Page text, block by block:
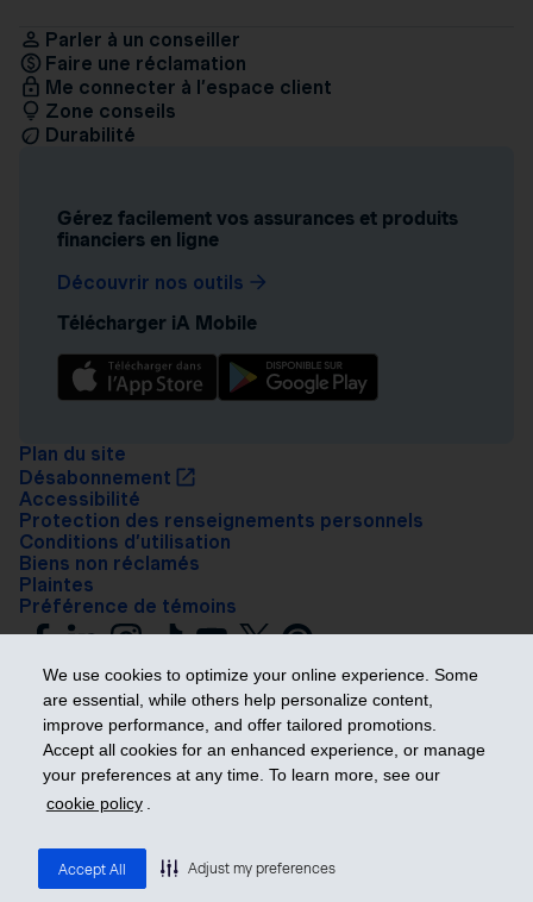
We use cookies to optimize your online experience. Some
are essential, while others help personalize content,
improve performance, and offer tailored promotions.
Accept all cookies for an enhanced experience, or manage
your preferences at any time. To learn more, see our
cookie policy .
Accept All Adjust my preferences
Parler à un conseiller
Faire une réclamation
Me connecter à l’espace client
Zone conseils
Durabilité
Gérez facilement vos assurances et produits
financiers en ligne
Découvrir nos outils
Télécharger iA Mobile
Plan du site
Désabonnement
Accessibilité
Protection des renseignements personnels
Conditions d’utilisation
Biens non réclamés
Plaintes
Préférence de témoins
Prendre les devants
Groupe financier. Tous droits réservés.